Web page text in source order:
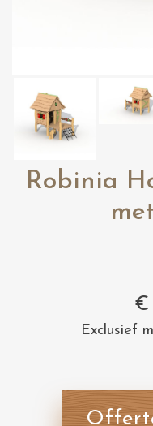
Robinia
€
Exclusief